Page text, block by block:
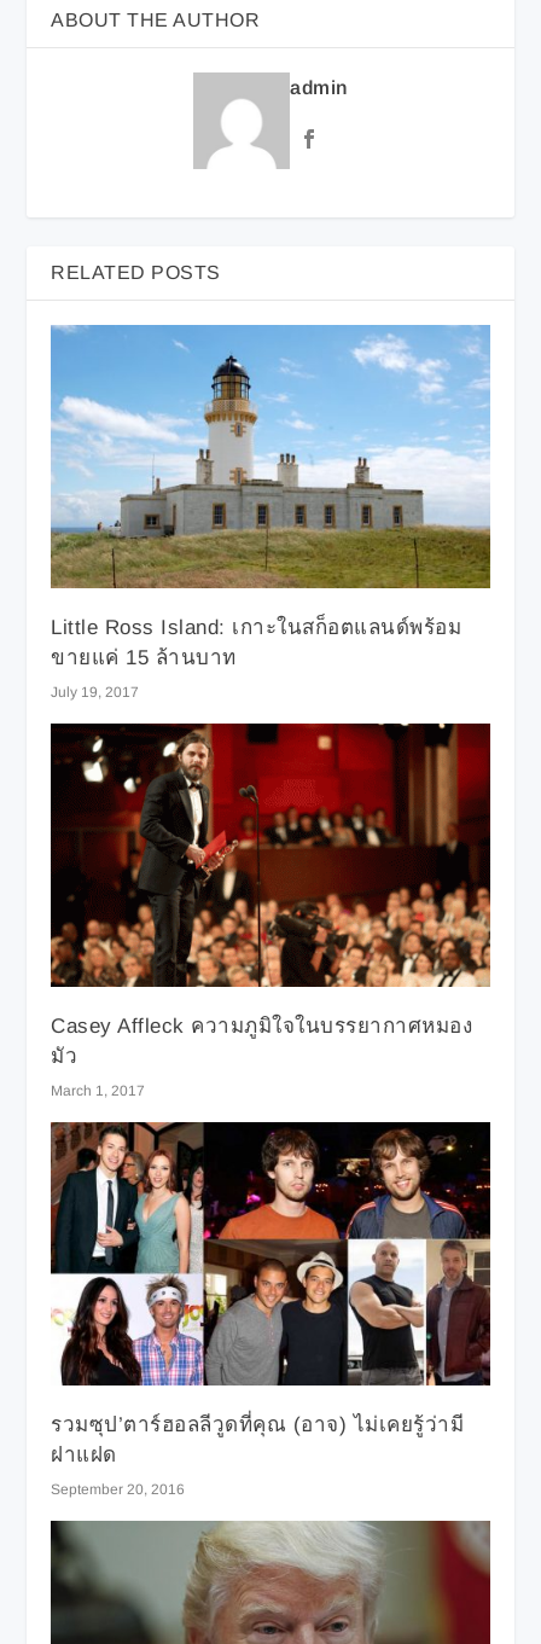
ABOUT THE AUTHOR
admin
RELATED POSTS
Little Ross Island: เกาะในสก็อตแลนด์พร้อม
ขายแค่ 15 ล้านบาท
July 19, 2017
Casey Affleck ความภูมิใจในบรรยากาศหมอง
มัว
March 1, 2017
รวมซุป’ตาร์ฮอลลีวูดที่คุณ (อาจ) ไม่เคยรู้ว่ามี
ฝาแฝด
September 20, 2016